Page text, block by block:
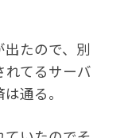
たので、別
てるサーバ
通る。